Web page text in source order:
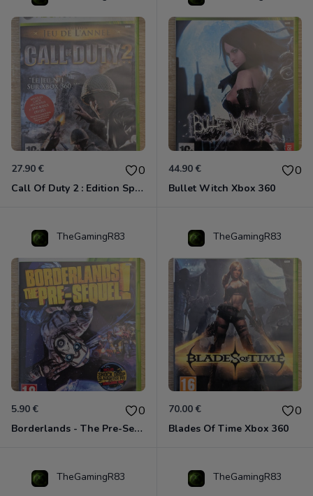
27.90 € 0
Call Of Duty 2 : Edition Spéciale Xbox 360 GOTY
44.90 € 0
Bullet Witch Xbox 360
TheGamingR83
5.90 € 0
Borderlands - The Pre-Sequel ! Xbox 360
TheGamingR83
70.00 € 0
Blades Of Time Xbox 360
TheGamingR83 TheGamingR83